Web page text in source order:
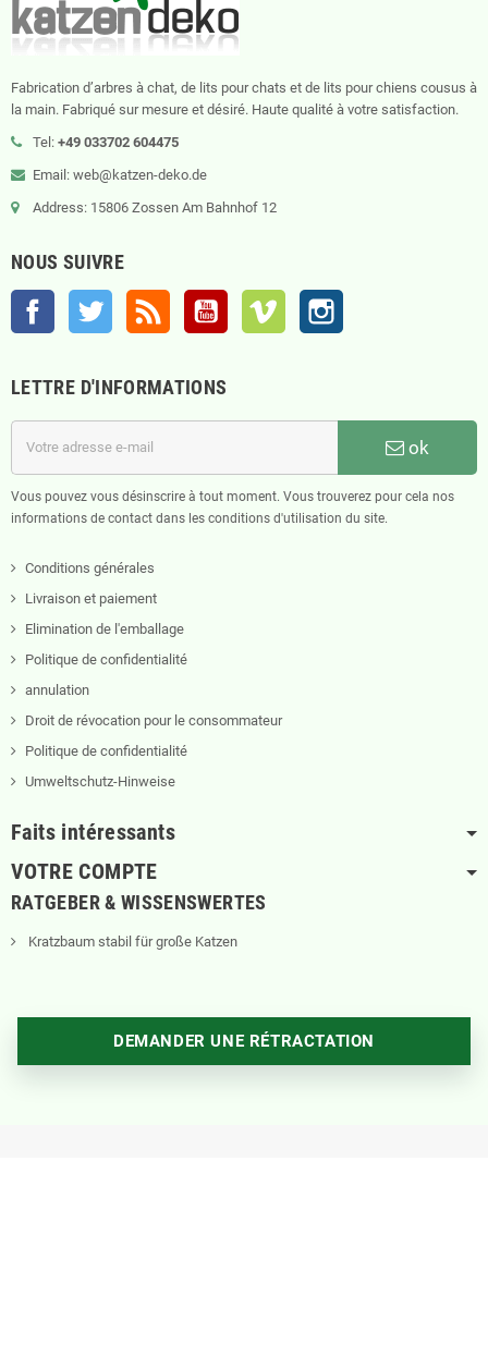
Fabrication d’arbres à chat, de lits pour chats et de lits pour chiens cousus à
la main. Fabriqué sur mesure et désiré. Haute qualité à votre satisfaction.
Tel: +49 033702 604475
Email: web@katzen-deko.de
Address: 15806 Zossen Am Bahnhof 12
NOUS SUIVRE
Facebook Twitter YouTube Vimeo
LETTRE D'INFORMATIONS
ok
Vous pouvez vous désinscrire à tout moment. Vous trouverez pour cela nos
informations de contact dans les conditions d'utilisation du site.
Conditions générales
Livraison et paiement
Elimination de l'emballage
Politique de confidentialité
annulation
Droit de révocation pour le consommateur
Politique de confidentialité
Umweltschutz-Hinweise
Faits intéressants
VOTRE COMPTE
RATGEBER & WISSENSWERTES
Kratzbaum stabil für große Katzen
DEMANDER UNE RÉTRACTATION